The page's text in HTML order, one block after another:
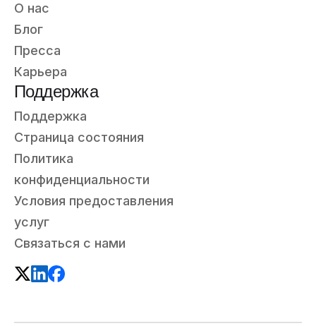
О нас
Блог
Пресса
Карьера
Поддержка
Поддержка
Страница состояния
Политика
конфиденциальности
Условия предоставления
услуг
Связаться с нами